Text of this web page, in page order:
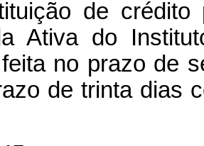
de
Ativa do
no prazo de
de trinta dias